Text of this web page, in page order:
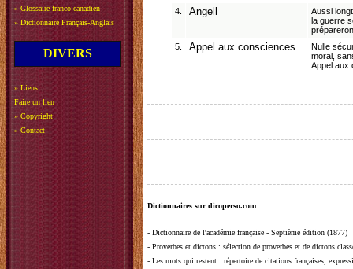
» Glossaire franco-canadien
» Dictionnaire Français-Anglais
DIVERS
» Liens
Faire un lien
» Copyright
» Contact
4.
Angell
Aussi
la guerre
5.
Appel aux consciences
Nulle
moral,
Appel aux
Dictionnaires sur dicoperso.com
- Dictionnaire de l'académie française - Septième édition (1877)
- Proverbes et dictons : sélection de proverbes et de dictons
- Les mots qui restent : répertoire de citations françaises,